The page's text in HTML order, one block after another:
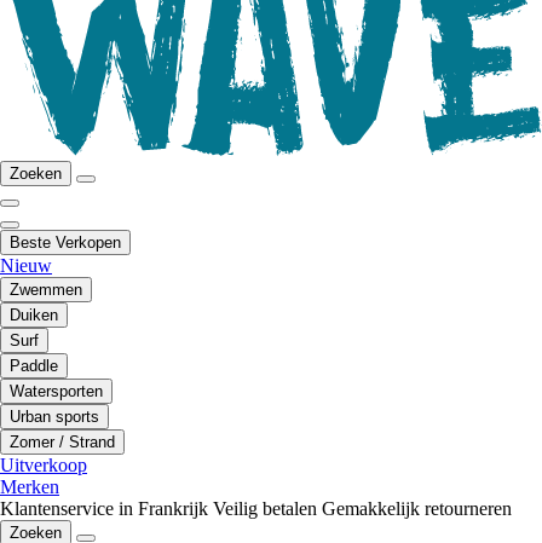
Zoeken
Beste Verkopen
Nieuw
Zwemmen
Duiken
Surf
Paddle
Watersporten
Urban sports
Zomer / Strand
Uitverkoop
Merken
Klantenservice in Frankrijk Veilig betalen Gemakkelijk retourneren
Zoeken